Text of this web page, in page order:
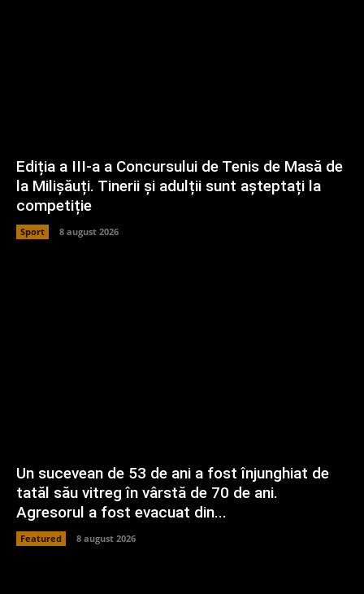
Ediția a III-a a Concursului de Tenis de Masă de
la Milișăuți. Tinerii și adulții sunt așteptați la
competiție
Sport 8 august 2026
Un sucevean de 53 de ani a fost înjunghiat de
tatăl său vitreg în vârstă de 70 de ani.
Agresorul a fost evacuat din...
Featured 8 august 2026